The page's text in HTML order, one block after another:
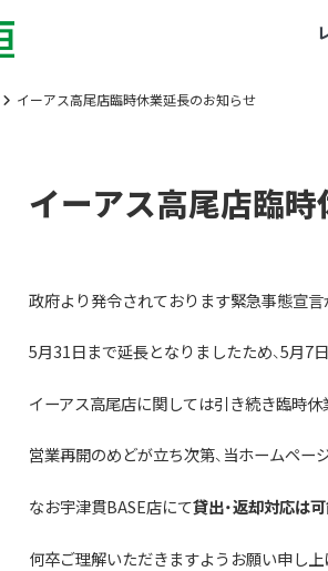
イーアス高尾店臨時休業延長のお知らせ
イーアス高尾店臨
政府より発令されております緊急事態宣言
5月31日まで延長となりましたため、5月7
イーアス高尾店に関しては引き続き臨時休
営業再開のめどが立ち次第、当ホームペー
なお宇津貫BASE店にて貸出・返却対応は
何卒ご理解いただきますようお願い申し上